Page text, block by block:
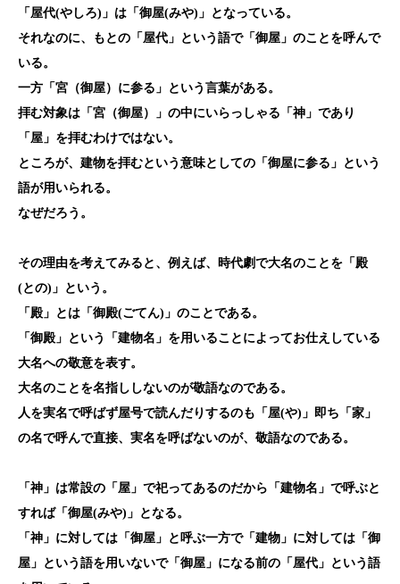
「屋代(やしろ)」は「御屋(みや)」となっている。
それなのに、もとの「屋代」という語で「御屋」のことを呼んで
いる。
一方「宮（御屋）に参る」という言葉がある。
拝む対象は「宮（御屋）」の中にいらっしゃる「神」であり
「屋」を拝むわけではない。
ところが、建物を拝むという意味としての「御屋に参る」という
語が用いられる。
なぜだろう。
その理由を考えてみると、例えば、時代劇で大名のことを「殿
(との)」という。
「殿」とは「御殿(ごてん)」のことである。
「御殿」という「建物名」を用いることによってお仕えしている
大名への敬意を表す。
大名のことを名指ししないのが敬語なのである。
人を実名で呼ばず屋号で読んだりするのも「屋(や)」即ち「家」
の名で呼んで直接、実名を呼ばないのが、敬語なのである。
「神」は常設の「屋」で祀ってあるのだから「建物名」で呼ぶと
すれば「御屋(みや)」となる。
「神」に対しては「御屋」と呼ぶ一方で「建物」に対しては「御
屋」という語を用いないで「御屋」になる前の「屋代」という語